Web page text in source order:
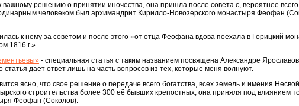
важному решению о принятии иночества, она пришла после совета с, вероятнее
человеком был архимандрит Кирилло-Новозерского монастыря Феофан
к нему за советом и после этого «от отца Феофана вдова поехала в Горицкий
1816 г.».
- специальная статья с таким названием посвящена Александре
дает ответ лишь на часть вопросов из тех, которые меня волнуют.
ясно, что свое решение о передаче всего богатства, всех земель и имения
строительства более 300 её бывших крепостных, она приняля под влиянием
Феофан (Соколов).